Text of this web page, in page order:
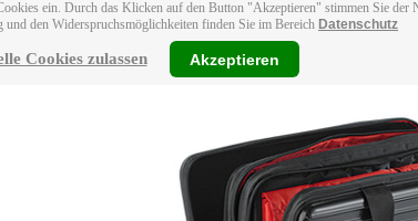
ein. Durch das Klicken auf den Button "Akzeptieren" stimmen Sie der
den Widerspruchsmöglichkeiten finden Sie im Bereich Datenschutz
Cookies zulassen Akzeptieren